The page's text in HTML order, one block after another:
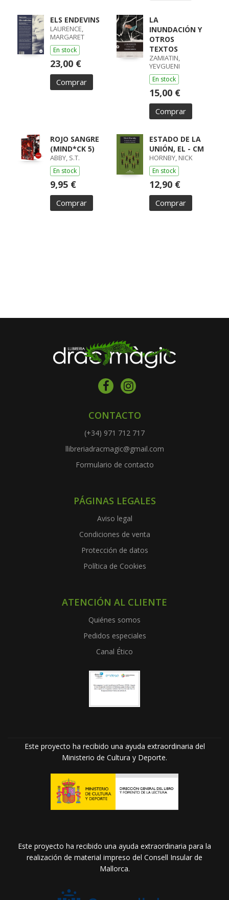
ELS ENDEVINS
LAURENCE,
MARGARET
En stock
23,00 €
Comprar
LA
INUNDACIÓN Y
OTROS
TEXTOS
ZAMIATIN,
YEVGUENI
En stock
15,00 €
Comprar
ROJO SANGRE
(MIND*CK 5)
ABBY, S.T.
En stock
9,95 €
Comprar
ESTADO DE LA
UNIÓN, EL - CM
HORNBY, NICK
En stock
12,90 €
Comprar
CONTACTO
(+34) 971 712 717
llibreriadracmagic@gmail.com
Formulario de contacto
PÁGINAS LEGALES
Aviso legal
Condiciones de venta
Protección de datos
Política de Cookies
ATENCIÓN AL CLIENTE
Quiénes somos
Pedidos especiales
Canal Ético
Este proyecto ha recibido una ayuda extraordinaria del
Ministerio de Cultura y Deporte.
Este proyecto ha recibido una ayuda extraordinaria para la
realización de material impreso del Consell Insular de
Mallorca.